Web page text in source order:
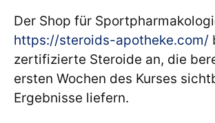
Der Shop für
https://steroids-apotheke.com/
zertifizierte Steroide an, die
ersten Wochen des Kurses
Ergebnisse liefern.